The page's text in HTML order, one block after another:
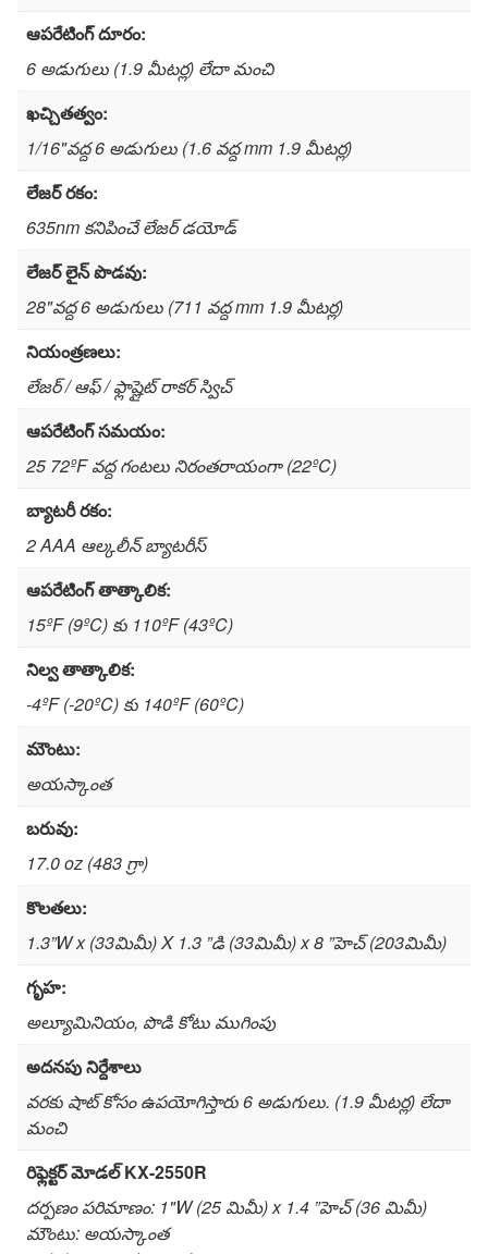
ఆపరేటింగ్ దూరం:
6 అడుగులు (1.9 మీటర్ల) లేదా మంచి
ఖచ్చితత్వం:
1/16"వద్ద 6 అడుగులు (1.6 వద్ద mm 1.9 మీటర్ల)
లేజర్ రకం:
635nm కనిపించే లేజర్ డయోడ్
లేజర్ లైన్ పొడవు:
28"వద్ద 6 అడుగులు (711 వద్ద mm 1.9 మీటర్ల)
నియంత్రణలు:
లేజర్ / ఆఫ్ / ఫ్లాష్లైట్ రాకర్ స్విచ్
ఆపరేటింగ్ సమయం:
25 72ºF వద్ద గంటలు నిరంతరాయంగా (22ºC)
బ్యాటరీ రకం:
2 AAA ఆల్కలీన్ బ్యాటరీస్
ఆపరేటింగ్ తాత్కాలిక:
15ºF (9ºC) కు 110ºF (43ºC)
నిల్వ తాత్కాలిక:
-4ºF (-20ºC) కు 140ºF (60ºC)
మౌంటు:
అయస్కాంత
బరువు:
17.0 oz (483 గ్రా)
కొలతలు:
1.3”W x (33మిమీ) X 1.3 ”డి (33మిమీ) x 8 ”హెచ్ (203మిమీ)
గృహ:
అల్యూమినియం, పొడి కోటు ముగింపు
అదనపు నిర్దేశాలు
వరకు షాట్ కోసం ఉపయోగిస్తారు 6 అడుగులు. (1.9 మీటర్ల) లేదా
మంచి
రిఫ్లెక్టర్ మోడల్ KX-2550R
దర్పణం పరిమాణం: 1"W (25 మిమీ) x 1.4 ”హెచ్ (36 మిమీ)
మౌంటు: అయస్కాంత